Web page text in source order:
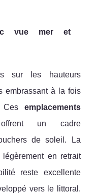
vue mer et
sur les hauteurs
embrassant à la fois
Ces emplacements
un cadre
de soleil. La
en retrait
reste excellente
vers le littoral.